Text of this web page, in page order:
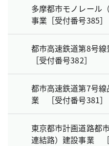
多摩都市モノレール
事業［受付番号385］
都市高速鉄道第8号
［受付番号382］
都市高速鉄道第7号
業 ［受付番号381］
東京都市計画道路都
連結路）建設事業 ［